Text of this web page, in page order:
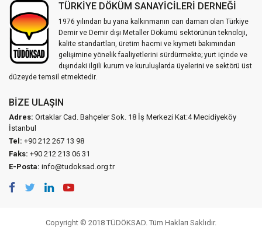
TÜRKİYE DÖKÜM SANAYİCİLERİ DERNEĞİ
1976 yılından bu yana kalkınmanın can damarı olan Türkiye
Demir ve Demir dışı Metaller Dökümü sektörünün teknoloji,
kalite standartları, üretim hacmi ve kıymeti bakımından
gelişimine yönelik faaliyetlerini sürdürmekte; yurt içinde ve
dışındaki ilgili kurum ve kuruluşlarda üyelerini ve sektörü üst
düzeyde temsil etmektedir.
BIZE ULAŞIN
Adres: Ortaklar Cad. Bahçeler Sok. 18 İş Merkezi Kat:4 Mecidiyeköy
İstanbul
Tel: +90 212 267 13 98
Faks: +90 212 213 06 31
E-Posta: info@tudoksad.org.tr
Copyright © 2018 TÜDÖKSAD. Tüm Hakları Saklıdır.